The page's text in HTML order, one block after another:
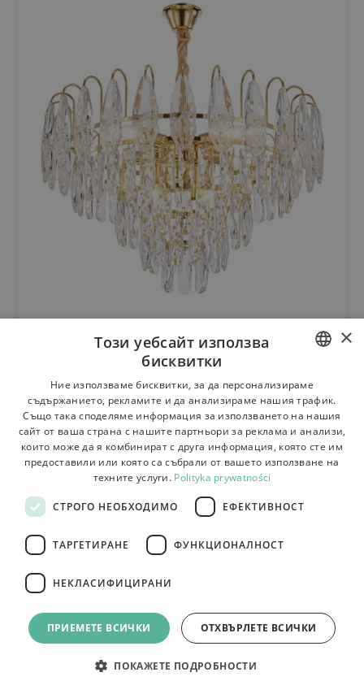
КРИСТАЛНА ВИСЯЩА ЛАМПА SWE080-CP 50CM GOLD
POLISH
BULGARIAN
CZECH
FRENCH
SLOVAK
×
Този уебсайт използва
бисквитки
Ние използваме бисквитки, за да персонализираме
съдържанието, рекламите и да анализираме нашия трафик.
Също така споделяме информация за използването на нашия
сайт от ваша страна с нашите партньори за реклама и анализи,
които може да я комбинират с друга информация, която сте им
предоставили или която са събрали от вашето използване на
техните услуги. Polityka prywatności
СТРОГО НЕОБХОДИМО ЕФЕКТИВНОСТ
ТАРГЕТИРАНЕ ФУНКЦИОНАЛНОСТ
НЕКЛАСИФИЦИРАНИ
ПРИЕМЕТЕ ВСИЧКИ ОТХВЪРЛЕТЕ ВСИЧКИ
ПОКАЖЕТЕ ПОДРОБНОСТИ